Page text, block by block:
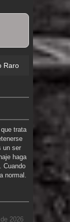
Raro
trata
un ser
haga
Cuando
normal.
2026